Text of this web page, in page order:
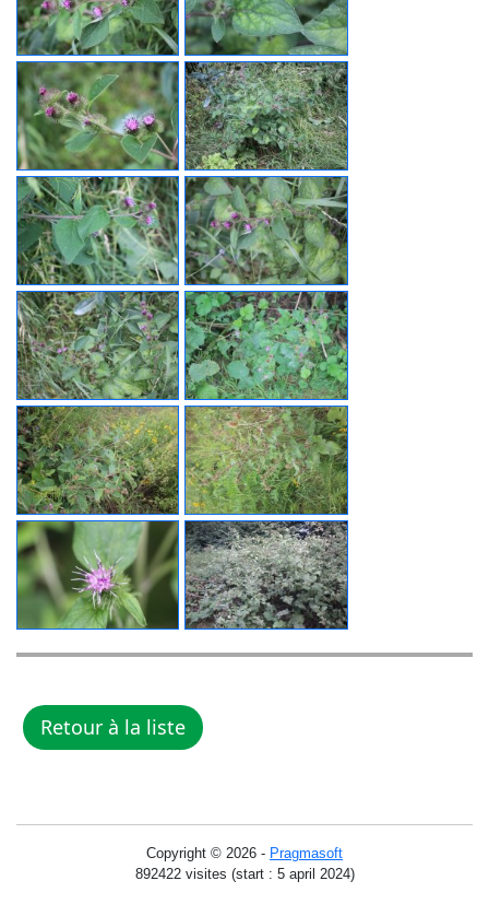
Copyright © 2026 - Pragmasoft
892422 visites (start : 5 april 2024)